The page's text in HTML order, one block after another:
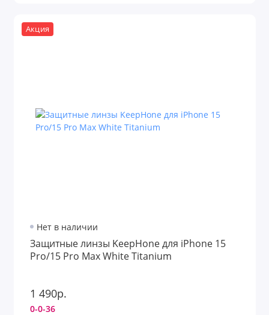
Акция
Нет в наличии
Защитные линзы KeepHone для iPhone 15
Pro/15 Pro Max White Titanium
1 490р.
0-0-36